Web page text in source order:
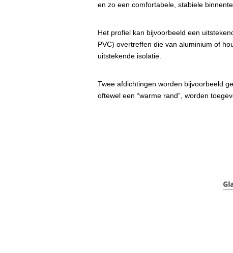
en zo een comfortabele, stabiele
Het profiel kan bijvoorbeeld een
PVC) overtreffen die van aluminium of
uitstekende isolatie.
Twee afdichtingen worden bijvoorbeeld
oftewel een “warme rand”, worden